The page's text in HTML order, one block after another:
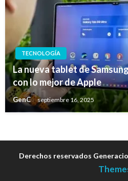
TECNOLOGÍA
La nueva tablet de
con lo mejor de Apple
GenC septiembre 16, 2025
Derechos reservados